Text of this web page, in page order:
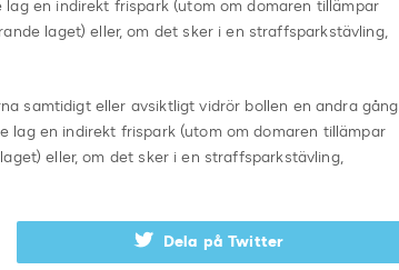
en indirekt frispark (utom om domaren tillämpar
laget) eller, om det sker i en straffsparkstävling,
samtidigt eller avsiktligt vidrör bollen en andra gång
lag en indirekt frispark (utom om domaren tillämpar
eller, om det sker i en straffsparkstävling,
Dela på Twitter